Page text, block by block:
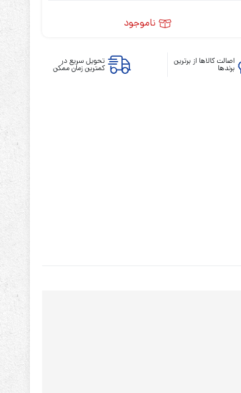
ناموجود
اصالت کالاها از برترین
برندها
تحویل سریع در
کمترین زمان ممکن